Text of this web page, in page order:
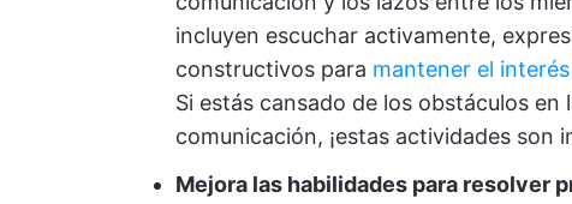
incluyen escuchar activamente,
constructivos para mantener el
Si estás cansado de los obstáculos
comunicación, ¡estas actividades son
Mejora las habilidades para resolver